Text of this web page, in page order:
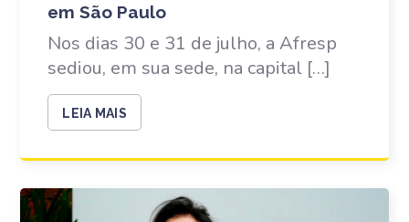
em São Paulo
Nos dias 30 e 31 de julho, a Afresp
sediou, em sua sede, na capital […]
LEIA MAIS